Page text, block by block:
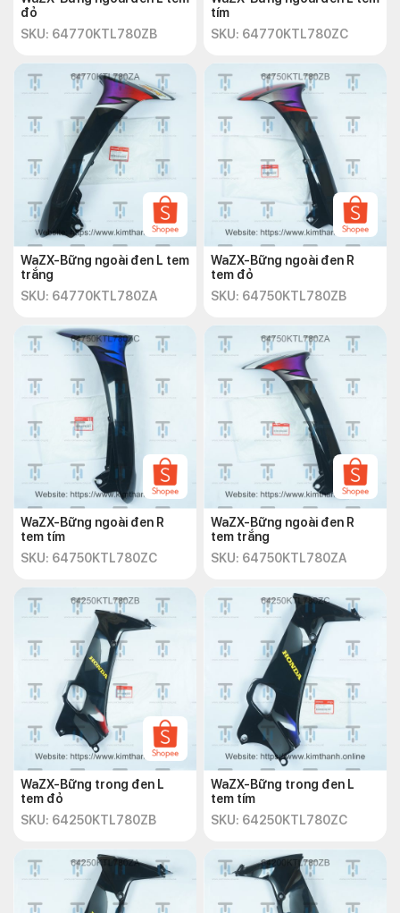
đỏ
SKU: 64770KTL780ZB
tím
SKU: 64770KTL780ZC
WaZX-Bững ngoài đen L tem
trắng
SKU: 64770KTL780ZA
WaZX-Bững ngoài đen R
tem đỏ
SKU: 64750KTL780ZB
WaZX-Bững ngoài đen R
tem tím
SKU: 64750KTL780ZC
WaZX-Bững ngoài đen R
tem trắng
SKU: 64750KTL780ZA
WaZX-Bững trong đen L
tem đỏ
SKU: 64250KTL780ZB
WaZX-Bững trong đen L
tem tím
SKU: 64250KTL780ZC